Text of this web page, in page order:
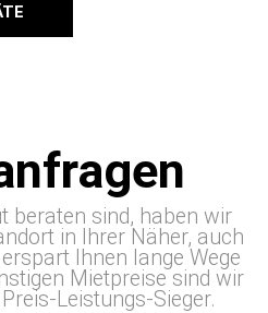
beraten sind, haben wir
in Ihrer Näher, auch
Ihnen lange Wege
Mietpreise sind wir
Leistungs-Sieger.